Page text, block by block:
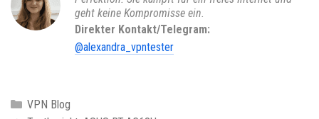
geht keine Kompromisse ein.
Direkter Kontakt/Telegram:
@alexandra_vpntester
K
VPN Blog